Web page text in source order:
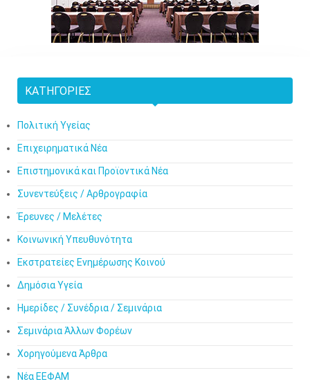
ΚΑΤΗΓΟΡΊΕΣ
Πολιτική Υγείας
Επιχειρηματικά Νέα
Επιστημονικά και Προϊοντικά Νέα
Συνεντεύξεις / Αρθρογραφία
Έρευνες / Μελέτες
Κοινωνική Υπευθυνότητα
Εκστρατείες Ενημέρωσης Κοινού
Δημόσια Υγεία
Ημερίδες / Συνέδρια / Σεμινάρια
Σεμινάρια Άλλων Φορέων
Χορηγούμενα Άρθρα
Νέα ΕΕΦΑΜ